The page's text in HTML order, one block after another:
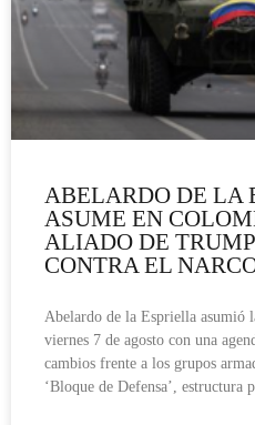
ABELARDO DE LA
ASUME EN
ALIADO DE
CONTRA EL
Abelardo de la Espriella asumió
viernes 7 de agosto con una
cambios frente a los grupos
‘Bloque de Defensa’, estructura